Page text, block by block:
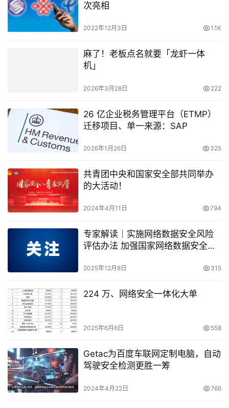
次亮相
2022年12月3日 1.1K
麻了！老板点名就要「龙虾一体
机」
2026年3月28日 222
26 亿企业税务管理平台（ETMP）
迁移项目、单一来源：SAP
2026年1月26日 325
共青团中央和国家安全部共同举办
的大活动！
2024年4月11日 794
专家解读｜实施网络数据安全风险
评估办法 加强国家网络数据安全能
2025年12月8日 315
224 万、网络安全一体化大单
2025年6月6日 558
Getac为百度车联网定制电脑，自动
驾驶安全检测更胜一筹
2024年4月22日 766